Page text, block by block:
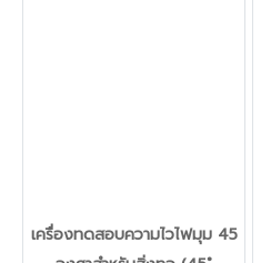
เครื่องทดสอบความไวไฟมุม 45